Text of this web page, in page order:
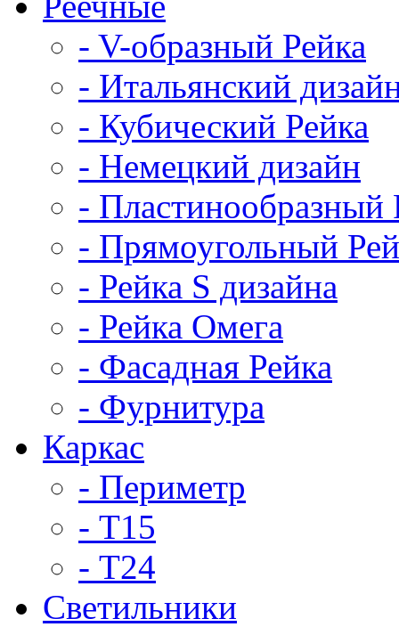
- V-образный Рейка
- Итальянский
- Кубический Рейка
- Немецкий дизайн
- Пластинообразный
- Прямоугольный
- Рейка S дизайна
- Рейка Омега
- Фасадная Рейка
- Фурнитура
Каркас
- Периметр
- Т15
- Т24
Светильники